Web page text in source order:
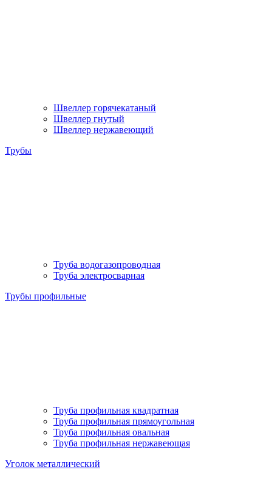
Швеллер горячекатаный
Швеллер гнутый
Швеллер нержавеющий
Трубы
Труба водогазопроводная
Труба электросварная
Трубы профильные
Труба профильная квадратная
Труба профильная прямоугольная
Труба профильная овальная
Труба профильная нержавеющая
Уголок металлический